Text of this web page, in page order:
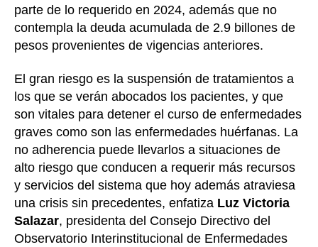
parte de lo requerido en 2024, además que no
contempla la deuda acumulada de 2.9 billones de
pesos provenientes de vigencias anteriores.
El gran riesgo es la suspensión de tratamientos a
los que se verán abocados los pacientes, y que
son vitales para detener el curso de enfermedades
graves como son las enfermedades huérfanas. La
no adherencia puede llevarlos a situaciones de
alto riesgo que conducen a requerir más recursos
y servicios del sistema que hoy además atraviesa
una crisis sin precedentes, enfatiza Luz Victoria
Salazar, presidenta del Consejo Directivo del
Observatorio Interinstitucional de Enfermedades